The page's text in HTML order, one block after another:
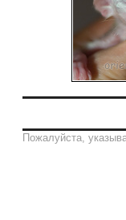
Пожалуйста,